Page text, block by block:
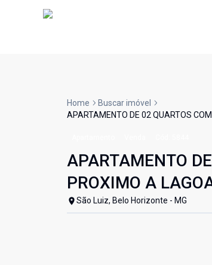
Home
Buscar imóvel
APARTAMENTO DE 02 QUARTOS
APARTAMENTO
PROXIMO A
São Luiz, Belo Horizonte - MG